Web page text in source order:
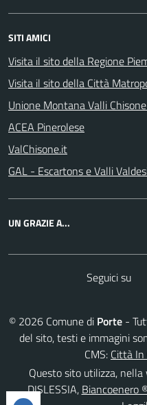
SITI AMICI
Visita il sito della Regione
Visita il sito della Città
Unione Montana Valli
ACEA Pinerolese
ValChisone.it
GAL - Escartons e Valli
UN GRAZIE A...
Seguici su
© 2026 Comune di Porte -
del sito, testi e immagini
CMS: Città In
Questo sito utilizza, nella
DISLESSIA, Biancoenero